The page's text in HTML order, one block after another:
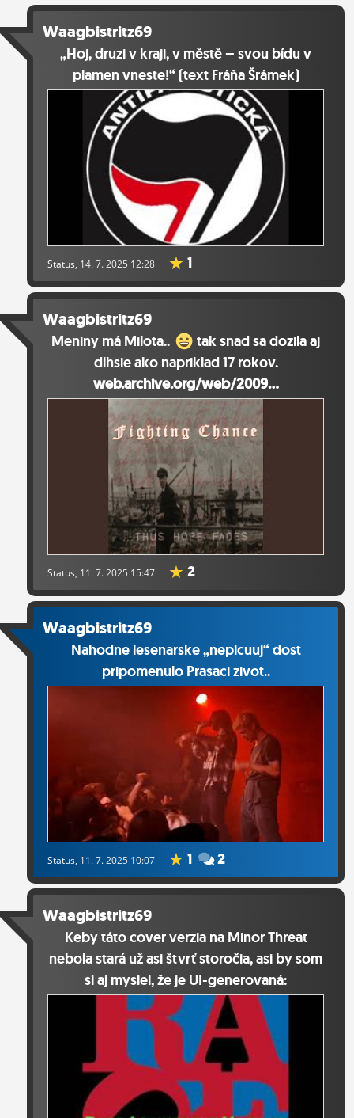
Waagbistritz69
„Hoj, druzi v kraji, v městě – svou bídu v
plamen vneste!“ (text Fráňa Šrámek)
Status, 14. 7. 2025 12:28 1
Waagbistritz69
Meniny má Milota..
tak snad sa dozila aj
dlhsie ako napriklad 17 rokov.
web.archive.org/web/2009...
Status, 11. 7. 2025 15:47 2
Waagbistritz69
Nahodne lesenarske „nepicuuj“ dost
pripomenulo Prasaci zivot..
Status, 11. 7. 2025 10:07 1 2
Waagbistritz69
Keby táto cover verzia na Minor Threat
nebola stará už asi štvrť storočia, asi by som
si aj myslel, že je UI-generovaná: